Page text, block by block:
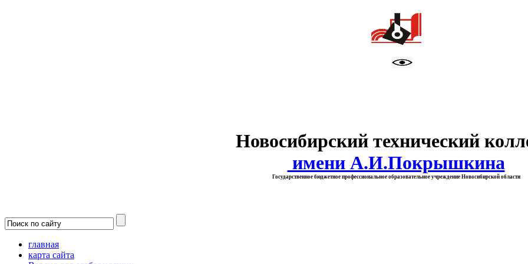
Новосибирский технический
имени А.И.Покрышкина
Государственное бюджетное профессиональное образовательное учреждение Новосибирской области
главная
карта сайта